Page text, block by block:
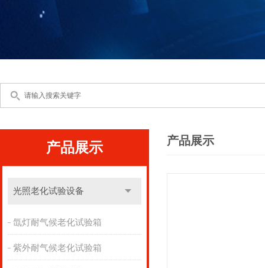
产品展示
光照老化试验设备
氙灯耐气候老化试验箱
紫外耐气候老化试验箱
产品展示